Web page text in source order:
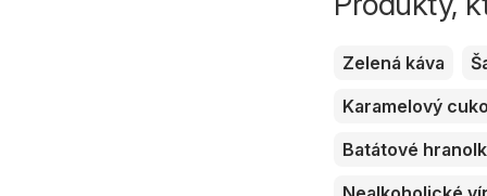
Zelená káva
Karamelový
Batátové